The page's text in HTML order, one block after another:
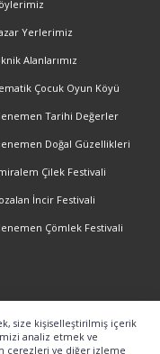
size kişiselleştirilmiş içerik
analiz etmek ve
çerezleri ve diğer izleme
Yerlerimiz
Alanlarımız
Çocuk Oyun Köyü
Tarihi Değerler
Doğal Güzellikleri
Çilek Festivali
İncir Festivali
Çömlek Festivali